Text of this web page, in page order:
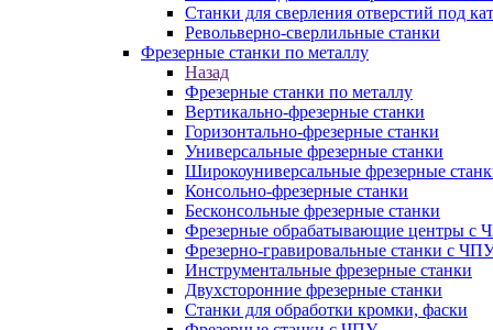
Станки для сверления отверстий под
Револьверно-сверлильные станки
Фрезерные станки по металлу
Назад
Фрезерные станки по металлу
Вертикально-фрезерные станки
Горизонтально-фрезерные станки
Универсальные фрезерные станки
Широкоуниверсальные фрезерные
Консольно-фрезерные станки
Бесконсольные фрезерные станки
Фрезерные обрабатывающие центры с
Фрезерно-гравировальные станки с
Инструментальные фрезерные станки
Двухсторонние фрезерные станки
Станки для обработки кромки, фаски